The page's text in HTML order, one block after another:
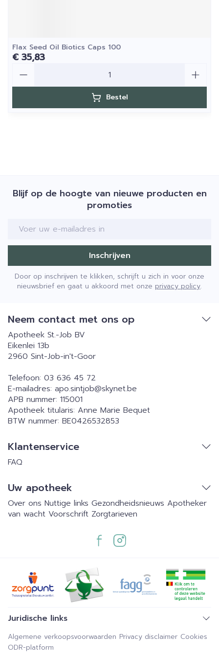
Flax Seed Oil Biotics Caps 100
€ 35,83
Bestel
Blijf op de hoogte van nieuwe producten en
promoties
E-mail adres
Inschrijven
Door op inschrijven te klikken, schrijft u zich in voor onze
nieuwsbrief en gaat u akkoord met onze privacy policy.
Neem contact met ons op
Apotheek St.-Job BV
Eikenlei 13b
2960 Sint-Job-in't-Goor
Telefoon: 03 636 45 72
E-mailadres: apo.sintjob@skynet.be
APB nummer: 115001
Apotheek titularis: Anne Marie Bequet
BTW nummer: BE0426532853
Klantenservice
FAQ
Uw apotheek
Over ons Nuttige links Gezondheidsnieuws Apotheker
van wacht Voorschrift Zorgtarieven
Juridische links
Algemene verkoopsvoorwaarden Privacy disclaimer Cookies
ODR-platform